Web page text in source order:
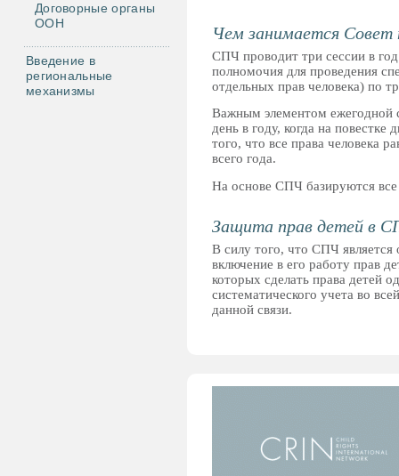
Чем занимается Совет
СПЧ проводит три сессии в
полномочия для проведения
отдельных прав человека) по
Важным элементом ежегодной
день в году, когда на
того, что все права человека
всего года.
На основе СПЧ базируются
Защита прав детей в
В силу того, что СПЧ
включение в его работу прав
которых сделать права детей
систематического учета во
данной связи.
Договорные органы
ООН
Введение в
региональные
механизмы